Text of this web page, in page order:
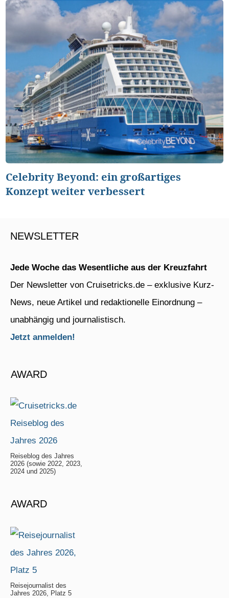
Celebrity Beyond: ein großartiges
Konzept weiter verbessert
NEWSLETTER
Jede Woche das Wesentliche aus der Kreuzfahrt
Der Newsletter von Cruisetricks.de – exklusive Kurz-
News, neue Artikel und redaktionelle Einordnung –
unabhängig und journalistisch.
Jetzt anmelden!
AWARD
Reiseblog des Jahres
2026 (sowie 2022, 2023,
2024 und 2025)
AWARD
Reisejournalist des
Jahres 2026, Platz 5